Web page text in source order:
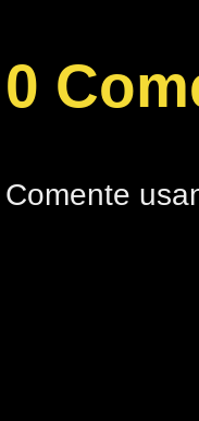
0
Comente